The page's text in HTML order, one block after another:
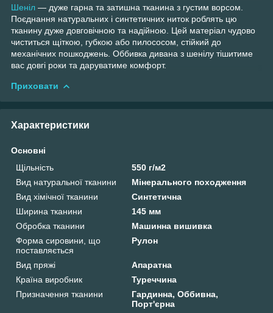
Шеніл — дуже гарна та затишна тканина з густим ворсом.
Поєднання натуральних і синтетичних ниток роблять цю
тканину дуже довговічною та надійною. Цей матеріал чудово
чиститься щіткою, губкою або пилососом, стійкий до
механічних пошкоджень. Оббивка дивана з шенілу тішитиме
вас довгі роки та даруватиме комфорт.
Приховати
Характеристики
Основні
Щільність
550 г/м2
Вид натуральної тканини
Мінерального походження
Вид хімічної тканини
Синтетична
Ширина тканини
145 мм
Обробка тканини
Машинна вишивка
Форма сировини, що
поставляється
Рулон
Вид пряжі
Апаратна
Країна виробник
Туреччина
Призначення тканини
Гардинна, Оббивна,
Порт'єрна